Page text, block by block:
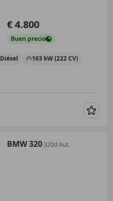
€ 4.800
Buen precio
Diésel 163 kW (222 CV)
BMW 320320d Aut.